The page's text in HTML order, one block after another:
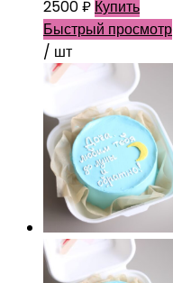
2500₽ Купить
Быстрый просмотр
/ шт